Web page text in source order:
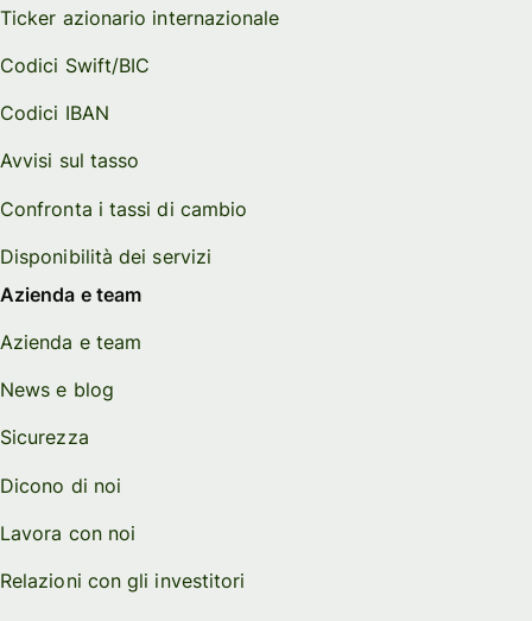
Ticker azionario internazionale
Codici Swift/BIC
Codici IBAN
Avvisi sul tasso
Confronta i tassi di cambio
Disponibilità dei servizi
Azienda e team
Azienda e team
News e blog
Sicurezza
Dicono di noi
Lavora con noi
Relazioni con gli investitori